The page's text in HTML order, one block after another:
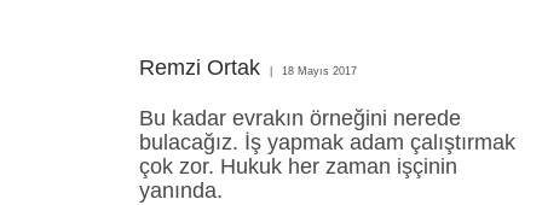
Remzi Ortak 18 Mayıs 2017
Bu kadar evrakın örneğini nerede
bulacağız. İş yapmak adam çalıştırmak
çok zor. Hukuk her zaman işçinin
yanında.